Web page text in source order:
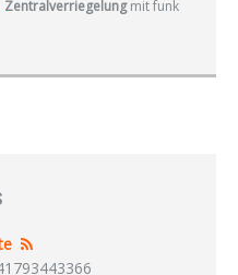
Zentralverriegelung mit funk